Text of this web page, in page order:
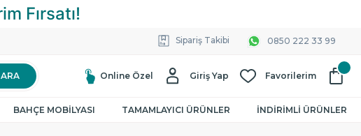
Sipariş Takibi 0850 222 33 99
ARA Online Özel Giriş Yap Favorilerim
BAHÇE MOBİLYASI TAMAMLAYICI ÜRÜNLER İNDİRİMLİ ÜRÜNLER